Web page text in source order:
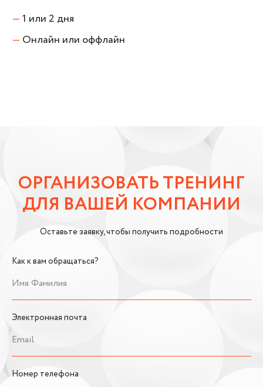
—1 или 2 дня
— Онлайн или оффлайн
ОРГАНИЗОВАТЬ ТРЕНИНГ
ДЛЯ ВАШЕЙ КОМПАНИИ
Оставьте заявку, чтобы получить подробности
Как к вам обращаться?
Имя Фамилия
Электронная почта
Email
Номер телефона